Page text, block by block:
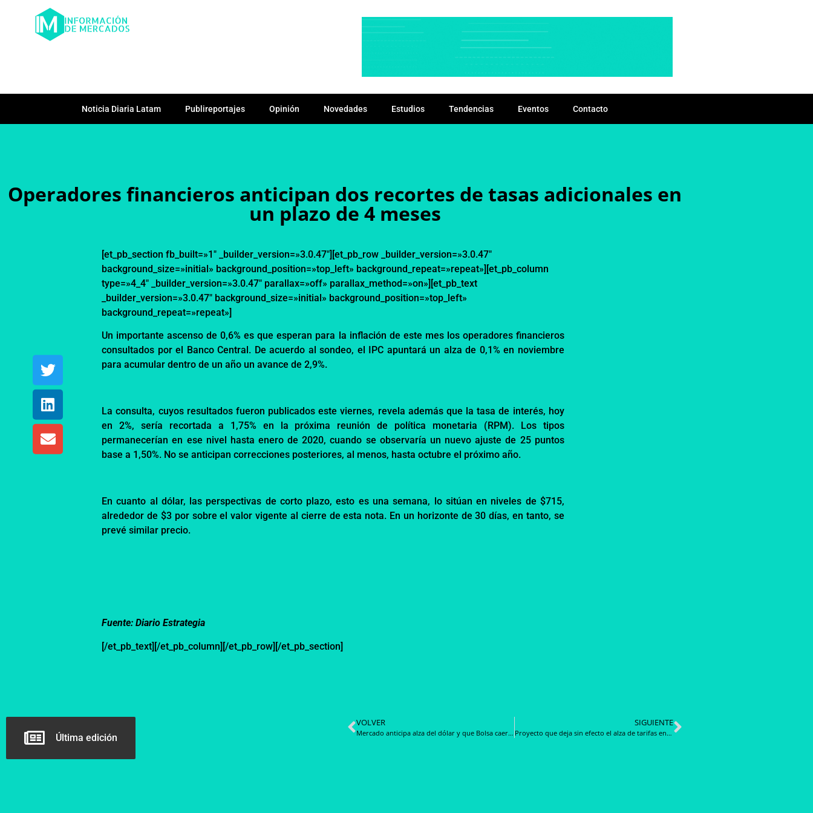
Noticia Diaria Latam Publireportajes Opinión Novedades Estudios Tendencias Eventos Contacto
Operadores financieros anticipan dos recortes de tasas adicionales en
un plazo de 4 meses
[et_pb_section fb_built=»1″ _builder_version=»3.0.47″][et_pb_row _builder_version=»3.0.47″
background_size=»initial» background_position=»top_left» background_repeat=»repeat»][et_pb_column
type=»4_4″ _builder_version=»3.0.47″ parallax=»off» parallax_method=»on»][et_pb_text
_builder_version=»3.0.47″ background_size=»initial» background_position=»top_left»
background_repeat=»repeat»]
Un importante ascenso de 0,6% es que esperan para la inflación de este mes los operadores financieros
consultados por el Banco Central. De acuerdo al sondeo, el IPC apuntará un alza de 0,1% en noviembre
para acumular dentro de un año un avance de 2,9%.
La consulta, cuyos resultados fueron publicados este viernes, revela además que la tasa de interés, hoy
en 2%, sería recortada a 1,75% en la próxima reunión de política monetaria (RPM). Los tipos
permanecerían en ese nivel hasta enero de 2020, cuando se observaría un nuevo ajuste de 25 puntos
base a 1,50%. No se anticipan correcciones posteriores, al menos, hasta octubre el próximo año.
En cuanto al dólar, las perspectivas de corto plazo, esto es una semana, lo sitúan en niveles de $715,
alrededor de $3 por sobre el valor vigente al cierre de esta nota. En un horizonte de 30 días, en tanto, se
prevé similar precio.
Fuente: Diario Estrategia
[/et_pb_text][/et_pb_column][/et_pb_row][/et_pb_section]
Última edición
VOLVER
Mercado anticipa alza del dólar y que Bolsa caerá por impacto en acciones de retail
SIGUIENTE
Proyecto que deja sin efecto el alza de tarifas en el transporte público contempla un mayor gasto fiscal para 2019 de $3.500 millones